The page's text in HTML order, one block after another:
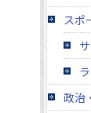
スポ
政治